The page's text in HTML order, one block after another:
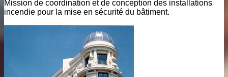
Mission de coordination et de conception des installations
incendie pour la mise en sécurité du bâtiment.